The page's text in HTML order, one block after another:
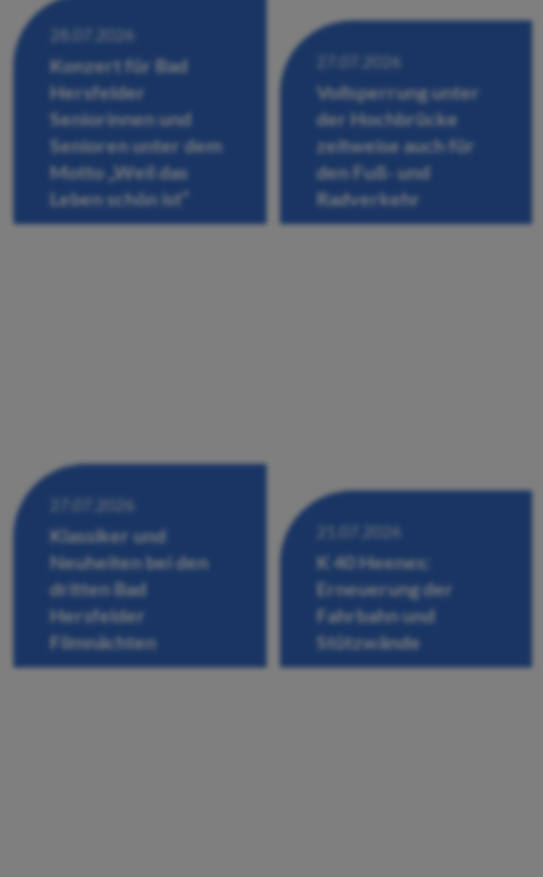
28.07.2026
Konzert für Bad
Hersfelder
Seniorinnen und
Senioren unter dem
Motto „Weil das
Leben schön ist“
27.07.2026
Vollsperrung unter
der Hochbrücke
zeitweise auch für
den Fuß- und
Radverkehr
27.07.2026
Klassiker und
Neuheiten bei den
dritten Bad
Hersfelder
Filmnächten
21.07.2026
K 40 Heenes:
Erneuerung der
Fahrbahn und
Stützwände